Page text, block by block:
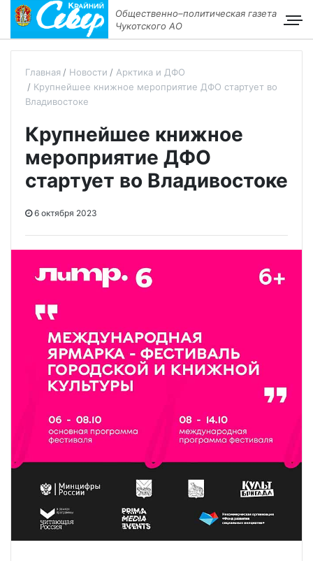
Общественно–политическая газета
Чукотского АО
Главная Новости
Арктика и ДФО
Крупнейшее книжное мероприятие ДФО стартует во
Владивостоке
Крупнейшее книжное
мероприятие ДФО
стартует во Владивостоке
6 октября 2023